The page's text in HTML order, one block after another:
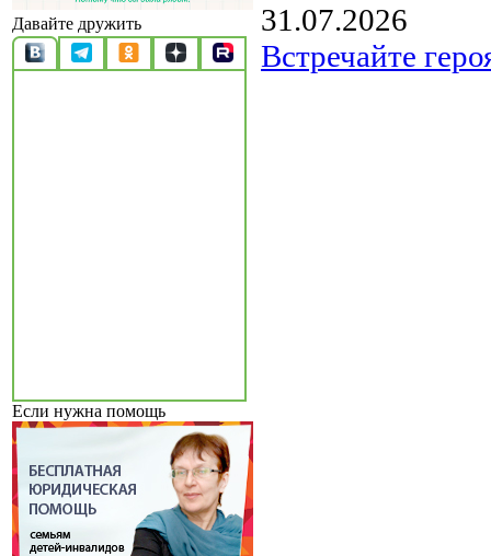
Давайте дружить
Если нужна помощь
31.07.2026
Встречайте